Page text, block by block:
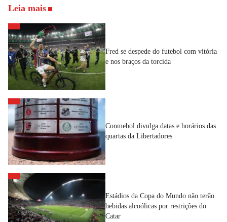
Leia mais
Fred se despede do futebol com vitória
e nos braços da torcida
Conmebol divulga datas e horários das
quartas da Libertadores
Estádios da Copa do Mundo não terão
bebidas alcoólicas por restrições do
Catar